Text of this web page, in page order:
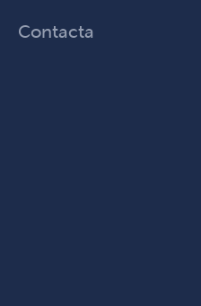
Contacta